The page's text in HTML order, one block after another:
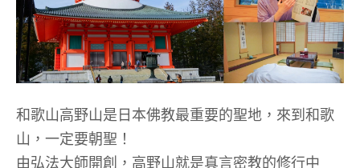
和歌山高野山是日本佛教最重要的聖地，來到和歌
山，一定要朝聖！
由弘法大師開創，高野山就是真言密教的修行中